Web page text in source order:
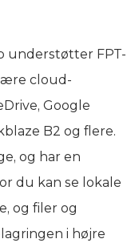
understøtter FPT-
cloud-
Google
B2 og flere.
og har en
du kan se lokale
og filer og
i højre